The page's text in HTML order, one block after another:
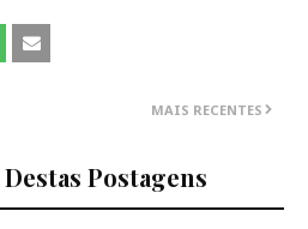
MAIS RECENTES
Postagens